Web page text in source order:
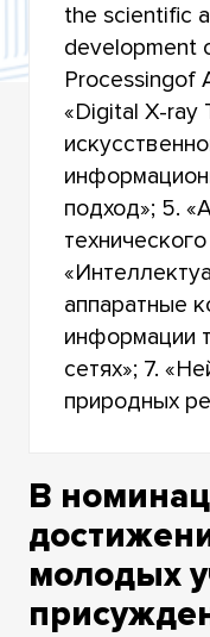
the scientific
development
Processingof
«Digital X-ray
подход»; 5.
аппаратные
информации
сетях»; 7.
природных
В
молодых